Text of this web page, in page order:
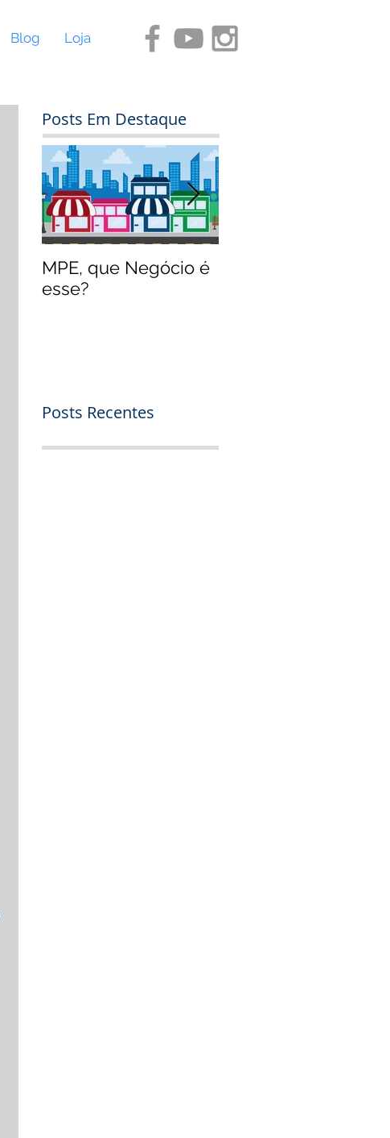
Blog Loja
Posts Em Destaque
MPE, que Negócio é
esse?
Posts Recentes